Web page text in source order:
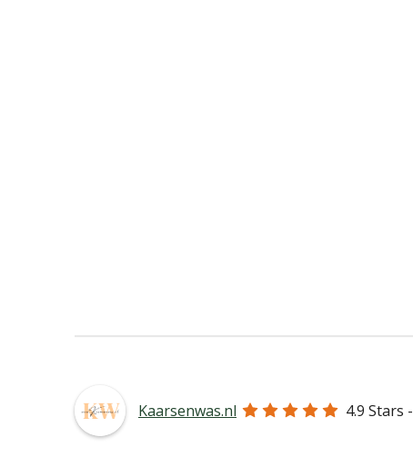
Kaarsenwas.nl 4.9 Stars -